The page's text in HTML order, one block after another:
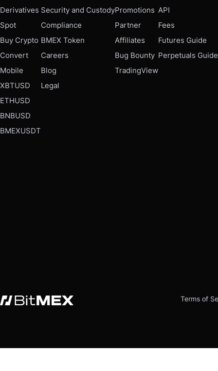
Derivatives
Spot
Buy Crypto
Convert
Mobile
XBTUSD
ETHUSD
BNBUSD
BMEXUSDT
Security and Custody
Compliance
BMEX Token
Careers
Blog
Legal
Promotions
Partner
Affiliates
Bug Bounty
TradingView
API
Fees
Futures Guide
Perpetuals Guide
Terms of